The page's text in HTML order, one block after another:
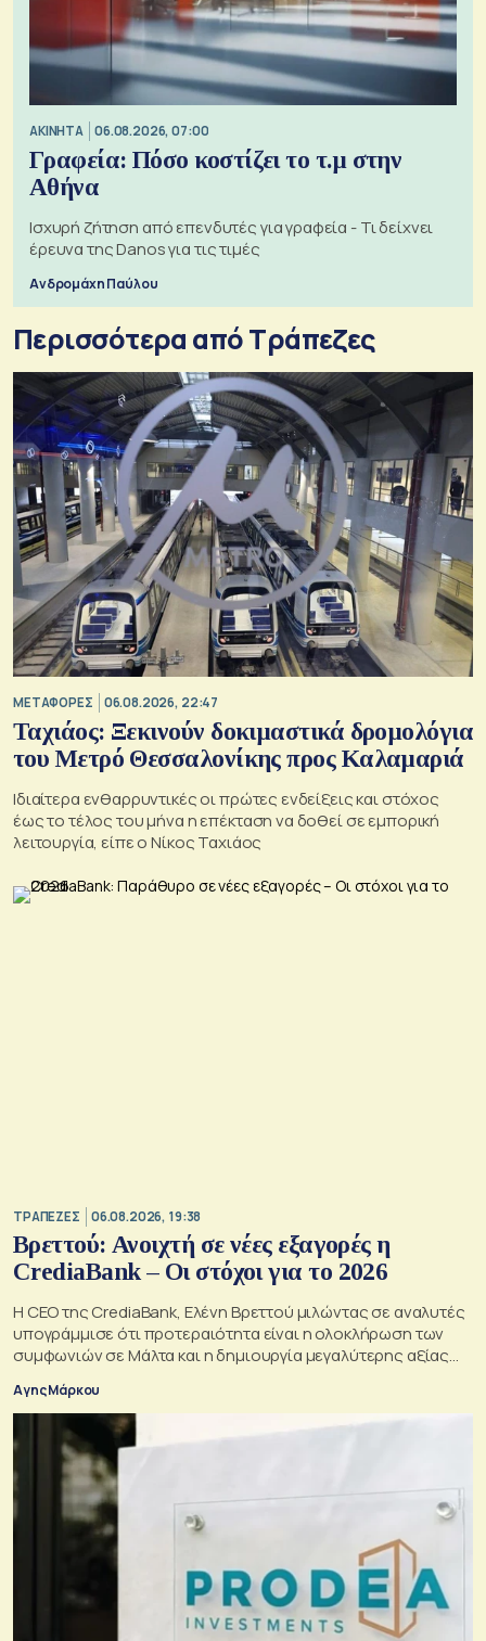
ΑΚΙΝΗΤΑ 06.08.2026, 07:00
Γραφεία: Πόσο κοστίζει το τ.μ στην
Αθήνα
Ισχυρή ζήτηση από επενδυτές για γραφεία - Τι δείχνει
έρευνα της Danos για τις τιμές
Ανδρομάχη Παύλου
Περισσότερα από Τράπεζες
ΜΕΤΑΦΟΡΕΣ 06.08.2026, 22:47
Ταχιάος: Ξεκινούν δοκιμαστικά δρομολόγια
του Μετρό Θεσσαλονίκης προς Καλαμαριά
Ιδιαίτερα ενθαρρυντικές οι πρώτες ενδείξεις και στόχος
έως το τέλος του μήνα η επέκταση να δοθεί σε εμπορική
λειτουργία, είπε ο Νίκος Ταχιάος
ΤΡΑΠΕΖΕΣ 06.08.2026, 19:38
Βρεττού: Ανοιχτή σε νέες εξαγορές η
CrediaBank – Οι στόχοι για το 2026
Η CEO της CrediaBank, Ελένη Βρεττού μιλώντας σε αναλυτές
υπογράμμισε ότι προτεραιότητα είναι η ολοκλήρωση των
συμφωνιών σε Μάλτα και η δημιουργία μεγαλύτερης αξίας
για τους μετόχους
Αγης Μάρκου